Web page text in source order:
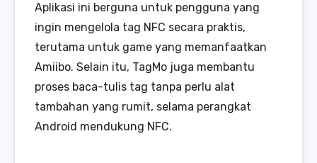
Aplikasi ini berguna untuk pengguna yang
ingin mengelola tag NFC secara praktis,
terutama untuk game yang memanfaatkan
Amiibo. Selain itu, TagMo juga membantu
proses baca-tulis tag tanpa perlu alat
tambahan yang rumit, selama perangkat
Android mendukung NFC.